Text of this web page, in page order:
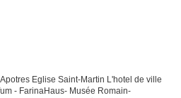
Eglise Saint-Martin L'hotel de ville
- FarinaHaus- Musée Romain-